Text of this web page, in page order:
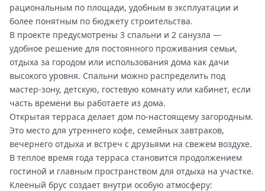
рациональным по площади, удобным в эксплуатации и
более понятным по бюджету строительства.
В проекте предусмотрены 3 спальни и 2 санузла —
удобное решение для постоянного проживания семьи,
отдыха за городом или использования дома как дачи
высокого уровня. Спальни можно распределить под
мастер-зону, детскую, гостевую комнату или кабинет, если
часть времени вы работаете из дома.
Открытая терраса делает дом по-настоящему загородным.
Это место для утреннего кофе, семейных завтраков,
вечернего отдыха и встреч с друзьями на свежем воздухе.
В теплое время года терраса становится продолжением
гостиной и главным пространством для отдыха на участке.
Клееный брус создает внутри особую атмосферу: